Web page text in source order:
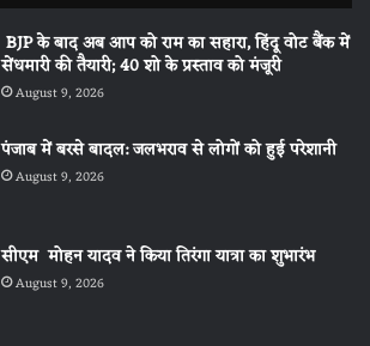
BJP के बाद अब आप को राम का सहारा, हिंदू वोट बैंक में
सेंधमारी की तैयारी; 40 शो के प्रस्ताव को मंजूरी
August 9, 2026
पंजाब में बरसे बादल: जलभराव से लोगों को हुई परेशानी
August 9, 2026
सीएम मोहन यादव ने किया तिरंगा यात्रा का शुभारंभ
August 9, 2026